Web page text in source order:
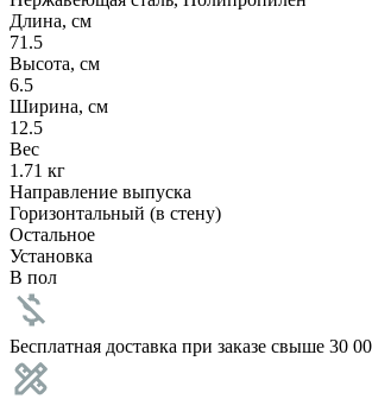
Длина, см
71.5
Высота, см
6.5
Ширина, см
12.5
Вес
1.71 кг
Направление выпуска
Горизонтальный (в стену)
Остальное
Установка
В пол
Бесплатная доставка при заказе свыше 30